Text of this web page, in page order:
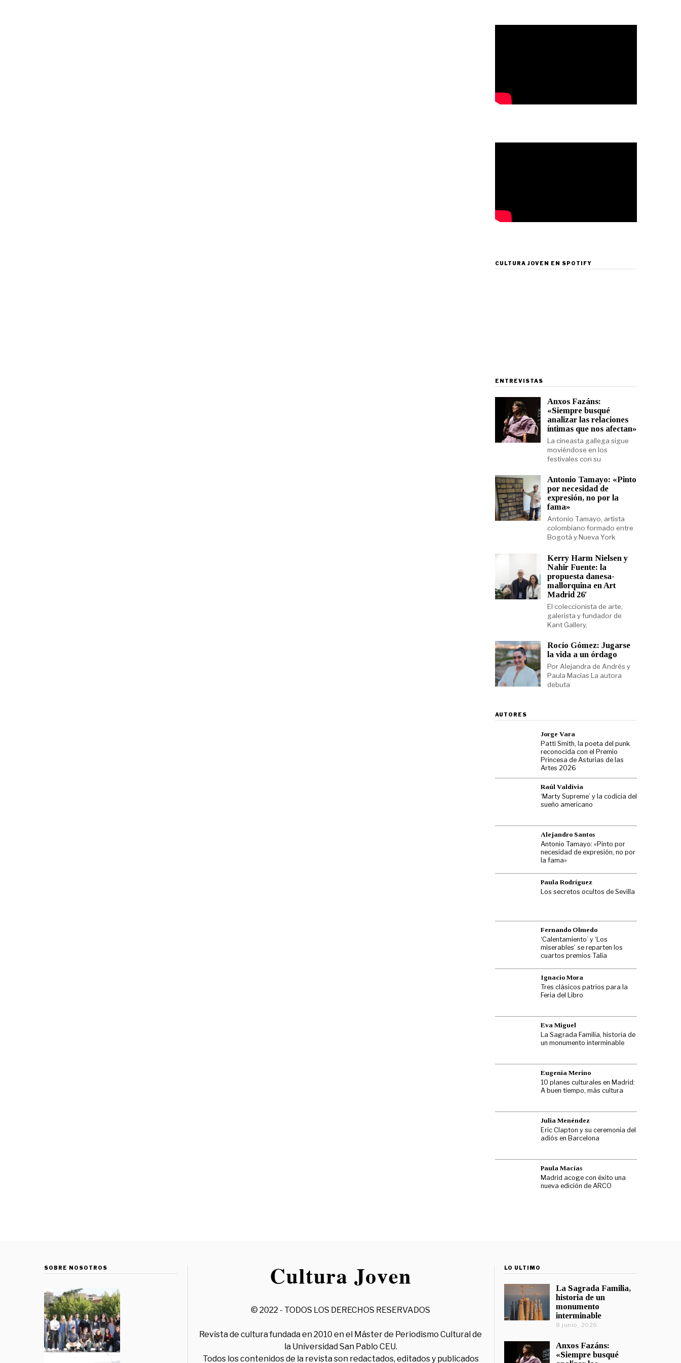
CULTURA JOVEN EN SPOTIFY
ENTREVISTAS
Anxos Fazáns:
«Siempre busqué
analizar las relaciones
íntimas que nos afectan»
La cineasta gallega sigue
moviéndose en los
festivales con su
Antonio Tamayo: «Pinto
por necesidad de
expresión, no por la
fama»
Antonio Tamayo, artista
colombiano formado entre
Bogotá y Nueva York
Kerry Harm Nielsen y
Nahir Fuente: la
propuesta danesa-
mallorquina en Art
Madrid 26′
El coleccionista de arte,
galerista y fundador de
Kant Gallery,
Rocío Gómez: Jugarse
la vida a un órdago
Por Alejandra de Andrés y
Paula Macías La autora
debuta
AUTORES
Jorge Vara
Patti Smith, la poeta del punk
reconocida con el Premio
Princesa de Asturias de las
Artes 2026
Raúl Valdivia
‘Marty Supreme’ y la codicia del
sueño americano
Alejandro Santos
Antonio Tamayo: «Pinto por
necesidad de expresión, no por
la fama»
Paula Rodríguez
Los secretos ocultos de Sevilla
Fernando Olmedo
‘Calentamiento’ y ‘Los
miserables’ se reparten los
cuartos premios Talía
Ignacio Mora
Tres clásicos patrios para la
Feria del Libro
Eva Miguel
La Sagrada Familia, historia de
un monumento interminable
Eugenia Merino
10 planes culturales en Madrid:
A buen tiempo, más cultura
Julia Menéndez
Eric Clapton y su ceremonia del
adiós en Barcelona
Paula Macías
Madrid acoge con éxito una
nueva edición de ARCO
SOBRE NOSOTROS
© 2022 - TODOS LOS DERECHOS RESERVADOS
Revista de cultura fundada en 2010 en el Máster de Periodismo Cultural de
la Universidad San Pablo CEU.
Todos los contenidos de la revista son redactados, editados y publicados
LO ÚLTIMO
La Sagrada Familia,
historia de un
monumento
interminable
8 junio, 2026
Anxos Fazáns:
«Siempre busqué